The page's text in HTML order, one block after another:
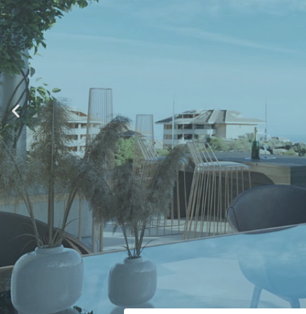
¿Y si fuera más
Vive en la mejor
del Sol
Conoce Lomas del Higuerón